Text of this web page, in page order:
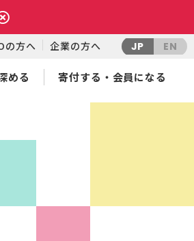
の方へ 企業の方へ JP EN
める 寄付する・会員になる